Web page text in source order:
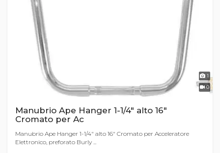
1
0
Manubrio Ape Hanger 1-1/4" alto 16"
Cromato per Ac
Manubrio Ape Hanger 1-1/4" alto 16" Cromato per Acceleratore
Elettronico, preforato Burly ...